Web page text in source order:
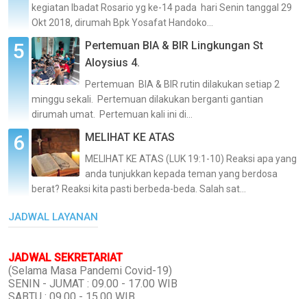
kegiatan Ibadat Rosario yg ke-14 pada hari Senin tanggal 29
Okt 2018, dirumah Bpk Yosafat Handoko...
Pertemuan BIA & BIR Lingkungan St
Aloysius 4.
Pertemuan BIA & BIR rutin dilakukan setiap 2
minggu sekali. Pertemuan dilakukan berganti gantian
dirumah umat. Pertemuan kali ini di...
MELIHAT KE ATAS
MELIHAT KE ATAS (LUK 19:1-10) Reaksi apa yang
anda tunjukkan kepada teman yang berdosa
berat? Reaksi kita pasti berbeda-beda. Salah sat...
JADWAL LAYANAN
JADWAL SEKRETARIAT
(Selama Masa Pandemi Covid-19)
SENIN - JUMAT : 09.00 - 17.00 WIB
SABTU : 09.00 - 15.00 WIB